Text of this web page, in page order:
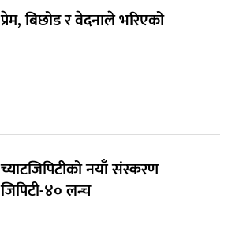
प्रेम, बिछोड र वेदनाले भरिएको
च्याटजिपिटीको नयाँ संस्करण
जिपिटी-४० लन्च